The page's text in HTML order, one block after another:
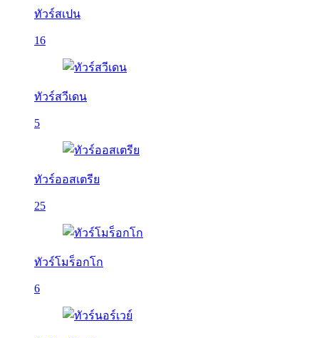
ทัวร์สเปน
16
ทัวร์สวีเดน
5
ทัวร์ออสเตรีย
25
ทัวร์โมร็อกโก
6